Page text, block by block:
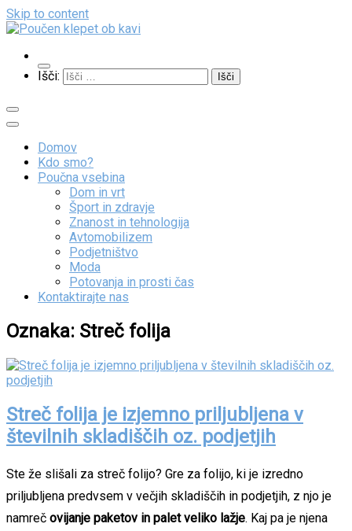
Skip to content
Poučen klepet ob kavi
Veliko zanimivih vsebin
Išči:
Domov
Kdo smo?
Poučna vsebina
Dom in vrt
Šport in zdravje
Znanost in tehnologija
Avtomobilizem
Podjetništvo
Moda
Potovanja in prosti čas
Kontaktirajte nas
Oznaka: Streč folija
Streč folija je izjemno priljubljena v
številnih skladiščih oz. podjetjih
Ste že slišali za streč folijo? Gre za folijo, ki je izredno
priljubljena predvsem v večjih skladiščih in podjetjih, z njo je
namreč ovijanje paketov in palet veliko lažje. Kaj pa je njena